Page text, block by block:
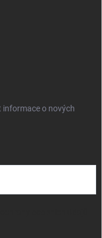
informace o nových